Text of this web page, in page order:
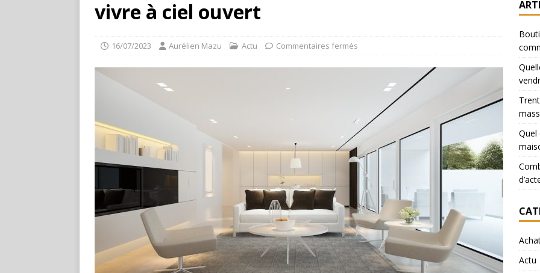
vivre à ciel ouvert
16/07/2023 Aurélien Mazu Actu Commentaires fermés
Quel
Actu